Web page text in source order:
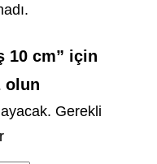
10 cm” için
olun
Gerekli